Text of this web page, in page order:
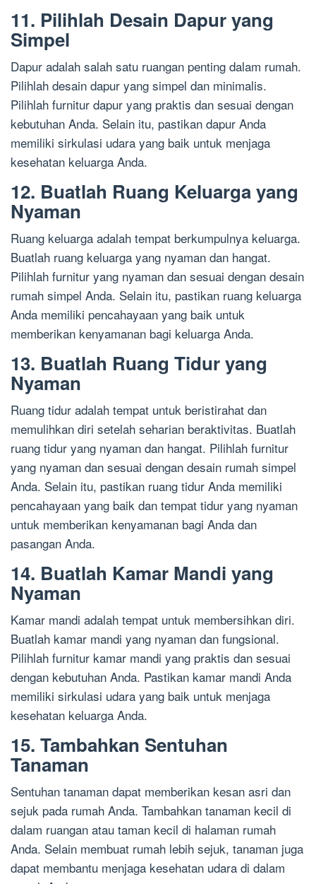
11. Pilihlah Desain Dapur yang
Simpel
Dapur adalah salah satu ruangan penting dalam rumah.
Pilihlah desain dapur yang simpel dan minimalis.
Pilihlah furnitur dapur yang praktis dan sesuai dengan
kebutuhan Anda. Selain itu, pastikan dapur Anda
memiliki sirkulasi udara yang baik untuk menjaga
kesehatan keluarga Anda.
12. Buatlah Ruang Keluarga yang
Nyaman
Ruang keluarga adalah tempat berkumpulnya keluarga.
Buatlah ruang keluarga yang nyaman dan hangat.
Pilihlah furnitur yang nyaman dan sesuai dengan desain
rumah simpel Anda. Selain itu, pastikan ruang keluarga
Anda memiliki pencahayaan yang baik untuk
memberikan kenyamanan bagi keluarga Anda.
13. Buatlah Ruang Tidur yang
Nyaman
Ruang tidur adalah tempat untuk beristirahat dan
memulihkan diri setelah seharian beraktivitas. Buatlah
ruang tidur yang nyaman dan hangat. Pilihlah furnitur
yang nyaman dan sesuai dengan desain rumah simpel
Anda. Selain itu, pastikan ruang tidur Anda memiliki
pencahayaan yang baik dan tempat tidur yang nyaman
untuk memberikan kenyamanan bagi Anda dan
pasangan Anda.
14. Buatlah Kamar Mandi yang
Nyaman
Kamar mandi adalah tempat untuk membersihkan diri.
Buatlah kamar mandi yang nyaman dan fungsional.
Pilihlah furnitur kamar mandi yang praktis dan sesuai
dengan kebutuhan Anda. Pastikan kamar mandi Anda
memiliki sirkulasi udara yang baik untuk menjaga
kesehatan keluarga Anda.
15. Tambahkan Sentuhan
Tanaman
Sentuhan tanaman dapat memberikan kesan asri dan
sejuk pada rumah Anda. Tambahkan tanaman kecil di
dalam ruangan atau taman kecil di halaman rumah
Anda. Selain membuat rumah lebih sejuk, tanaman juga
dapat membantu menjaga kesehatan udara di dalam